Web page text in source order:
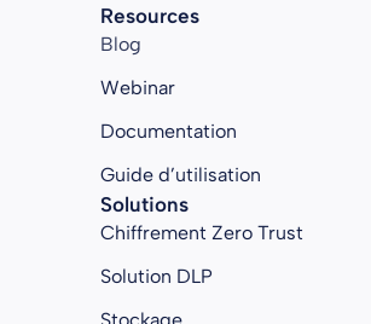
Resources
Blog
Webinar
Documentation
Guide d’utilisation
Solutions
Chiffrement Zero Trust
Solution DLP